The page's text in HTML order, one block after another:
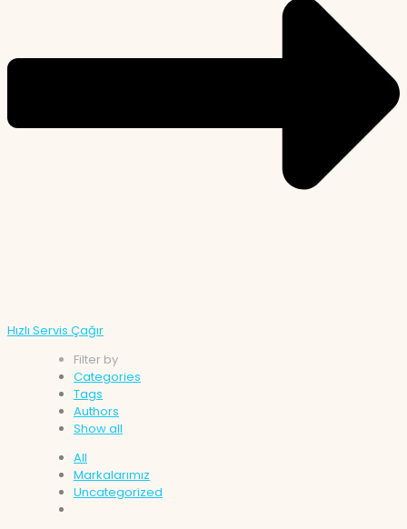
Hızlı Servis Çağır
Filter by
Categories
Tags
Authors
Show all
All
Markalarımız
Uncategorized